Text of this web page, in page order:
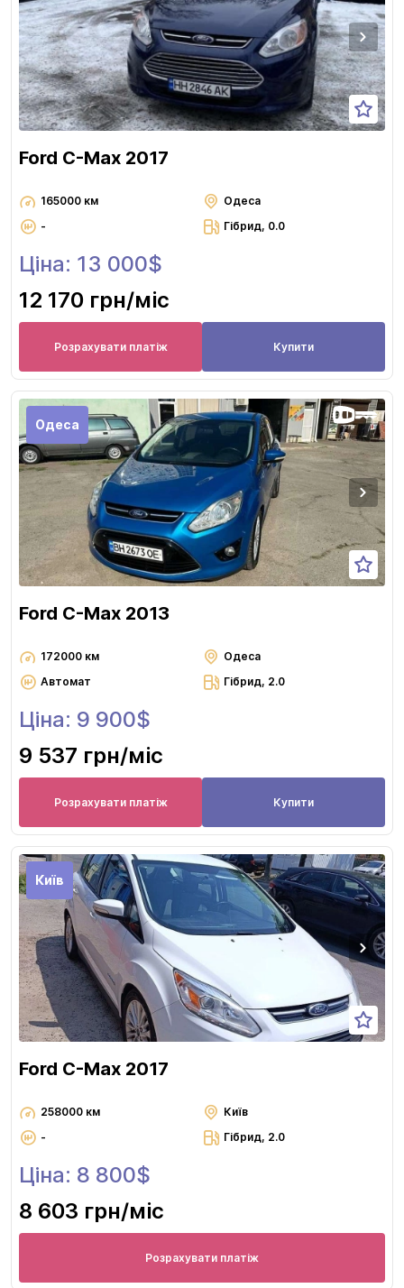
Ford C-Max 2017
165000 км
Одеса
-
Гібрид, 0.0
Ціна: 13 000$
12 170 грн/міс
Розрахувати платіж Купити
Одеса
Ford C-Max 2013
172000 км
Одеса
Автомат
Гібрид, 2.0
Ціна: 9 900$
9 537 грн/міс
Розрахувати платіж Купити
Київ
Ford C-Max 2017
258000 км
Київ
-
Гібрид, 2.0
Ціна: 8 800$
8 603 грн/міс
Розрахувати платіж